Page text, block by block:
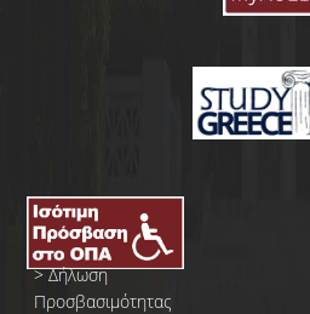
>Δήλωση
Προσβασιμότητας